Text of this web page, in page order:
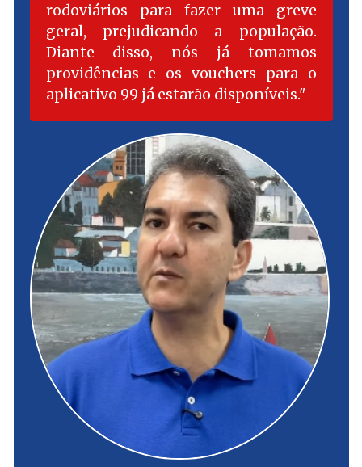
rodoviários para fazer uma greve
geral, prejudicando a população.
Diante disso, nós já tomamos
providências e os vouchers para o
aplicativo 99 já estarão disponíveis.